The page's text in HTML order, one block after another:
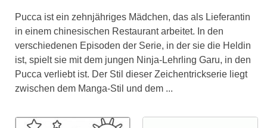
Pucca ist ein zehnjähriges Mädchen, das als Lieferantin
in einem chinesischen Restaurant arbeitet. In den
verschiedenen Episoden der Serie, in der sie die Heldin
ist, spielt sie mit dem jungen Ninja-Lehrling Garu, in den
Pucca verliebt ist. Der Stil dieser Zeichentrickserie liegt
zwischen dem Manga-Stil und dem ...